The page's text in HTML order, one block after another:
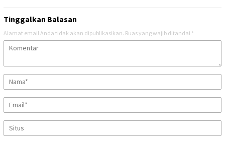
Tinggalkan Balasan
Alamat email Anda tidak akan dipublikasikan. Ruas yang wajib ditandai *